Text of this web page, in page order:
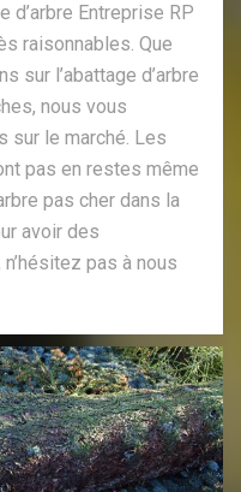
Entreprise RP
raisonnables. Que
sur l’abattage d’arbre
nous vous
sur le marché. Les
pas en restes même
pas cher dans la
avoir des
pas à nous